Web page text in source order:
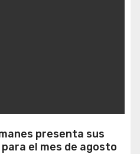
presenta sus
el mes de agosto